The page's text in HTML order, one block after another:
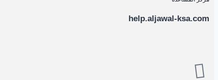
help.aljawal-ksa.com